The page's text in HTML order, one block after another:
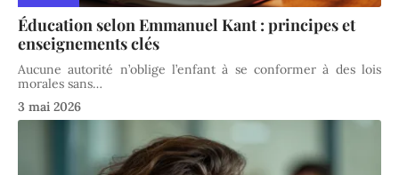
Éducation selon Emmanuel Kant : principes et
enseignements clés
Aucune autorité n’oblige l’enfant à se conformer à des lois
morales sans…
3 mai 2026